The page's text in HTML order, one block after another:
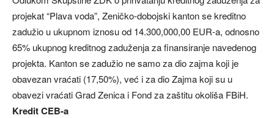
projekat “Plava voda”, Zeničko-dobojski kanton se kreditno
zadužio u ukupnom iznosu od 14.300,000,00 EUR-a, odnosno
65% ukupnog kreditnog zaduženja za finansiranje navedenog
projekta. Kanton se zadužio ne samo za dio zajma koji je
obavezan vraćati (17,50%), već i za dio Zajma koji su u
obavezi vraćati Grad Zenica i Fond za zaštitu okoliša FBiH.
Kredit CEB-a